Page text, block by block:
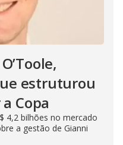
estruturou
Copa
4,2 bilhões no mercado
a gestão de Gianni